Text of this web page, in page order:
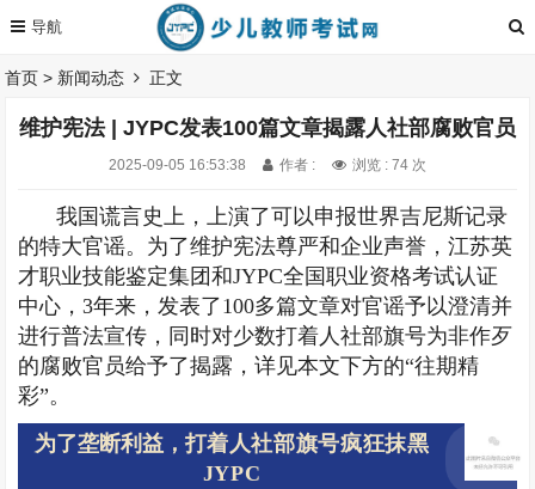
首页 > 新闻动态 正文
维护宪法 | JYPC发表100篇文章揭露人社部腐败官员
2025-09-05 16:53:38 作者 : 浏览 : 74 次
我国谎言史上，上演了可以申报世界吉尼斯记录
的特大官谣。为了维护宪法尊严和企业声誉，江苏英
才职业技能鉴定集团和JYPC全国职业资格考试认证
中心，3年来，发表了100多篇文章对官谣予以澄清并
进行普法宣传，同时对少数打着人社部旗号为非作歹
的腐败官员给予了揭露，详见本文下方的“往期精
彩”。
为了垄断利益，打着人社部旗号疯狂抹黑
JYPC